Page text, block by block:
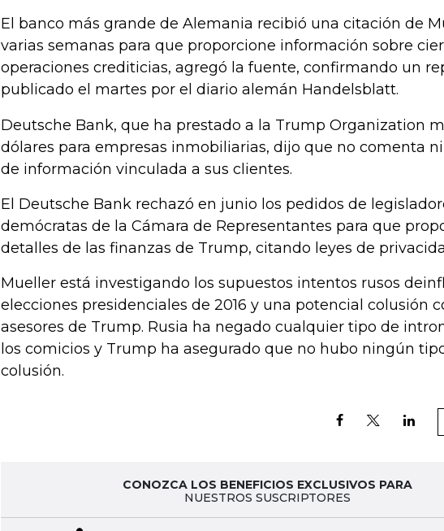
El banco más grande de Alemania recibió una citación de
varias semanas para que proporcione información sobre
operaciones crediticias, agregó la fuente, confirmando un
publicado el martes por el diario alemán Handelsblatt.
Deutsche Bank, que ha prestado a la Trump Organization
dólares para empresas inmobiliarias, dijo que no comenta
de información vinculada a sus clientes.
El Deutsche Bank rechazó en junio los pedidos de
demócratas de la Cámara de Representantes para que
detalles de las finanzas de Trump, citando leyes de
Mueller está investigando los supuestos intentos rusos
elecciones presidenciales de 2016 y una potencial colusión
asesores de Trump. Rusia ha negado cualquier tipo de
los comicios y Trump ha asegurado que no hubo ningún
colusión.
CONOZCA LOS BENEFICIOS EXCLUSIVOS PARA
NUESTROS SUSCRIPTORES